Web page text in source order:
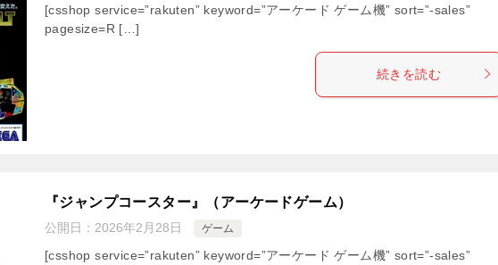
[csshop service=”rakuten” keyword=”アーケード ゲーム機” sort=”-sales”
pagesize=R […]
続きを読む
『ジャンプコースター』（アーケードゲーム）
公開日： 2026年2月28日 ゲーム
[csshop service=”rakuten” keyword=”アーケード ゲーム機” sort=”-sales”